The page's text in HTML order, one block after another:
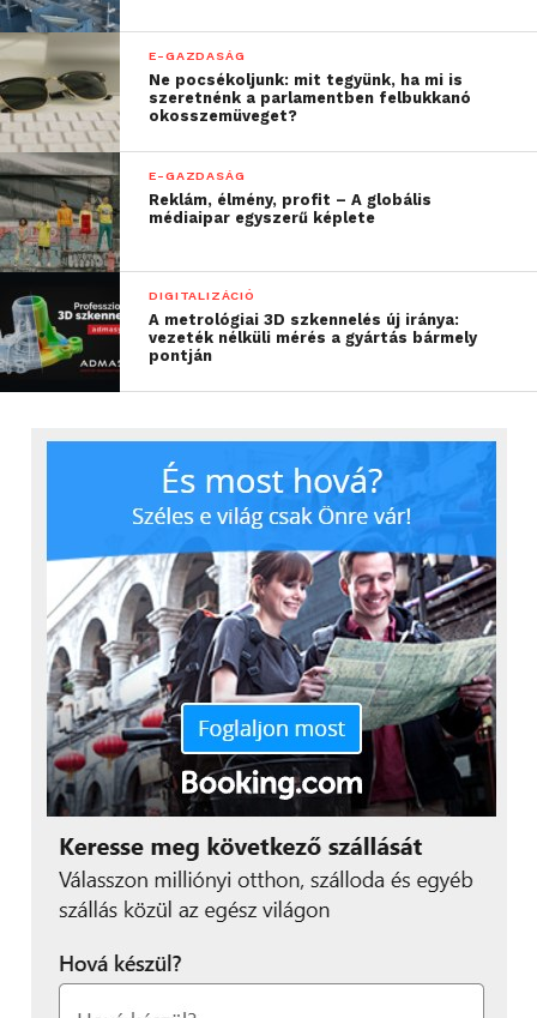
E-GAZDASÁG
Ne pocsékoljunk: mit tegyünk, ha mi is
szeretnénk a parlamentben felbukkanó
okosszemüveget?
E-GAZDASÁG
Reklám, élmény, profit – A globális
médiaipar egyszerű képlete
DIGITALIZÁCIÓ
A metrológiai 3D szkennelés új iránya:
vezeték nélküli mérés a gyártás bármely
pontján